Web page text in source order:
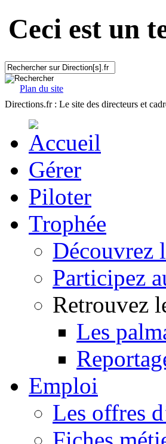
Ceci est un
Plan du site
Directions.fr : Le site des directeurs et
Gérer
Piloter
Trophée
Découvrez
Participez
Retrouvez
Les
Emploi
Les offres